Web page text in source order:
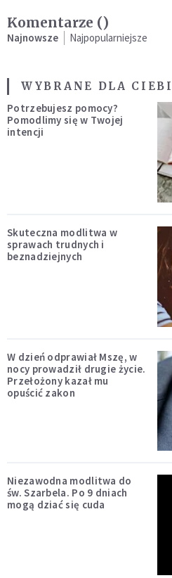
Komentarze ()
Najnowsze Najpopularniejsze
WYBRANE DLA
Potrzebujesz pomocy?
Pomodlimy się w Twojej
intencji
Skuteczna modlitwa w
sprawach trudnych i
beznadziejnych
W dzień odprawiał Mszę, w
nocy prowadził drugie życie.
Przełożony kazał mu
opuścić zakon
Niezawodna modlitwa do
św. Szarbela. Po 9 dniach
mogą dziać się cuda